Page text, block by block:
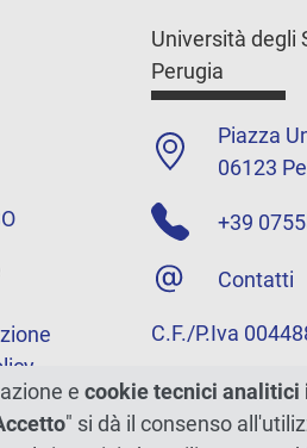
shop
Università degli
Perugia
Piazza
06123
+39
Contatti
C.F./P.Iva
e cookie tecnici analitici
" si dà il consenso